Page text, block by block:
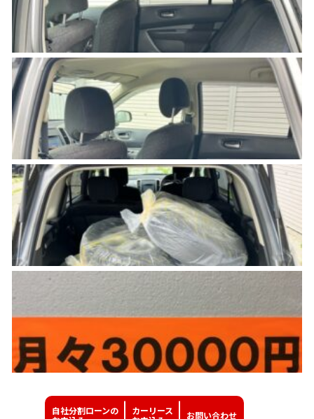
自社分割ローンの
カーリース
お問い合わせ